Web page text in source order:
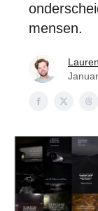
mensen.